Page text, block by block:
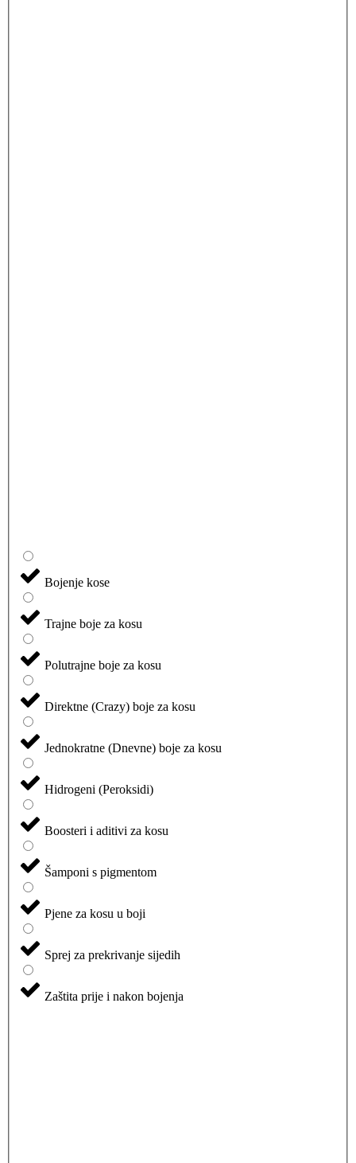
Bojenje kose
Trajne boje za kosu
Polutrajne boje za kosu
Direktne (Crazy) boje za kosu
Jednokratne (Dnevne) boje za kosu
Hidrogeni (Peroksidi)
Boosteri i aditivi za kosu
Šamponi s pigmentom
Pjene za kosu u boji
Sprej za prekrivanje sijedih
Zaštita prije i nakon bojenja